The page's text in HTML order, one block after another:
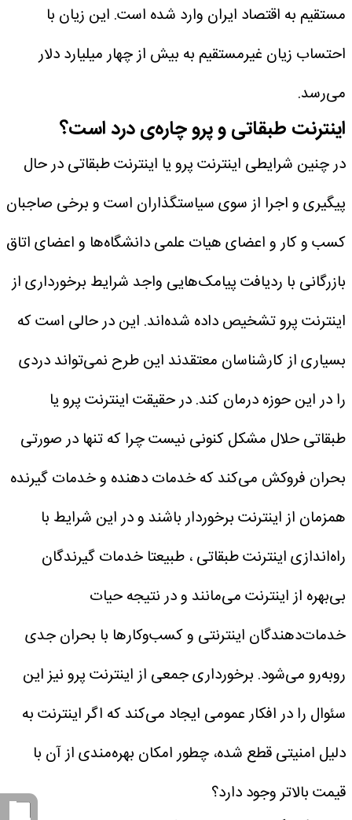
مستقیم به اقتصاد ایران وارد شده است. این زیان با
احتساب زیان غیرمستقیم به بیش از چهار میلیارد دلار
می‌رسد.
اینترنت طبقاتی و پرو چاره‌ی درد است؟
در چنین شرایطی اینترنت پرو یا اینترنت طبقاتی در حال
پیگیری و اجرا از سوی سیاستگذاران است و برخی صاجبان
کسب و کار و اعضای هیات علمی دانشگاه‌ها و اعضای اتاق
بازرگانی با ردیافت پیامک‌هایی واجد شرایط برخورداری از
اینترنت پرو تشخیص داده شده‌اند. این در حالی است که
بسیاری از کارشناسان معتقدند این طرح نمی‌تواند دردی
را در این حوزه درمان کند. در حقیقت اینترنت پرو یا
طبقاتی حلال مشکل کنونی نیست چرا که تنها در صورتی
بحران فروکش می‌کند که خدمات دهنده و خدمات گیرنده
همزمان از اینترنت برخوردار باشند و در این شرایط با
راه‌اندازی اینترنت طبقاتی ، طبیعتا خدمات گیرندگان
بی‌بهره از اینترنت می‌مانند و در نتیجه حیات
خدمات‌دهندگان اینترنتی و کسب‌وکارها با بحران جدی
روبه‌رو می‌شود. برخورداری جمعی از اینترنت پرو نیز این
سئوال را در افکار عمومی ایجاد می‌کند که اگر اینترنت به
دلیل امنیتی قطع شده، چطور امکان بهره‌مندی از آن با
قیمت بالاتر وجود دارد؟